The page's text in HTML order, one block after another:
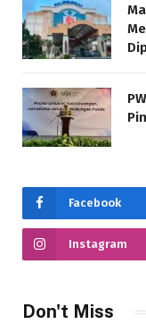
Facebook
Instagram
Don't Miss